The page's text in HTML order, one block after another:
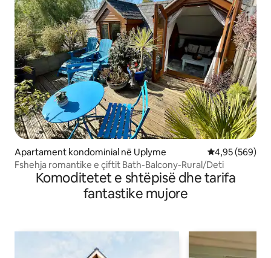
Apartament kondominial në Uplyme Vlerësimi
4,95 (569)
Fshehja romantike e çiftit Bath-Balcony-Rural/Deti
Komoditetet e shtëpisë dhe tarifa
fantastike mujore